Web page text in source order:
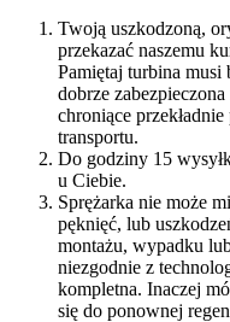
Twoją uszkodzoną,
przekazać naszemu
Pamiętaj turbina musi
dobrze
chroniące
transportu.
Do godziny 15
u Ciebie.
Sprężarka nie może
pęknięć, lub
montażu, wypadku
niezgodnie z
kompletna. Inaczej
się do ponownej